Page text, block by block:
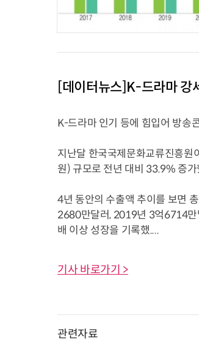
[데이터뉴스]K-드라마 강
K-드라마 인기 등에 힘입어 방송
지난달 한국국제문화교류진흥
원) 규모로 전년 대비 33.9% 증가
4년 동안의 수출액 추이를 보면
2680만달러, 2019년 3억6714
배 이상 성장을 기록했....
기사 바로가기 >
관련자료